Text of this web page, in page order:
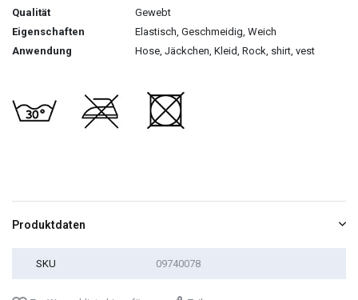
Qualität
Gewebt
Eigenschaften
Elastisch, Geschmeidig, Weich
Anwendung
Hose, Jäckchen, Kleid, Rock, shirt, vest
Produktdaten
SKU 09740078